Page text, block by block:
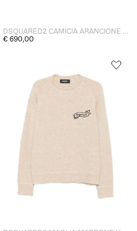
DSQUARED2 CAMICIA ARANCIONE UOMO
€ 690,00